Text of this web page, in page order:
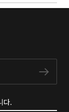
구독
다.